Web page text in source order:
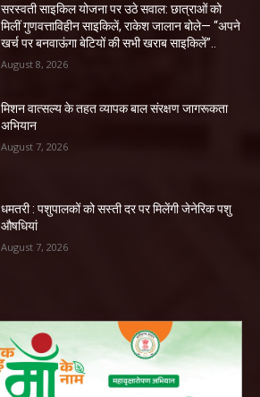
सरस्वती साइकिल योजना पर उठे सवाल: छात्राओं को
मिलीं गुणवत्ताविहीन साइकिलें, राकेश जालान बोले— “अपने
खर्च पर बनवाऊंगा बेटियों की सभी खराब साइकिलें”..
August 8, 2026
मिशन वात्सल्य के तहत व्यापक बाल संरक्षण जागरूकता
अभियान
August 7, 2026
धमतरी : पशुपालकों को सस्ती दर पर मिलेंगी जेनेरिक पशु
औषधियां
August 7, 2026